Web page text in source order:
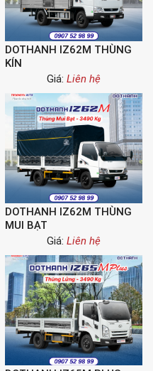
DOTHANH IZ62M THÙNG
KÍN
Giá: Liên hệ
DOTHANH IZ62M THÙNG
MUI BẠT
Giá: Liên hệ